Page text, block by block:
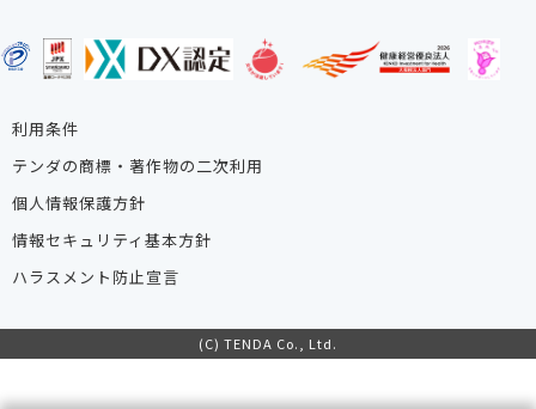
利用条件
テンダの商標・著作物の二次利用
個人情報保護方針
情報セキュリティ基本方針
ハラスメント防止宣言
(C) TENDA Co., Ltd.